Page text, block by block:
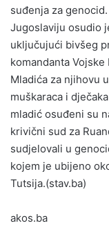
suđenja za
Jugoslaviju osudio
uključujući bivšeg
komandanta
Mladića za njihovu
muškaraca i
mladić osuđeni su
krivični sud za
sudjelovali u
kojem je ubijeno
Tutsija.(stav.ba)
akos.ba